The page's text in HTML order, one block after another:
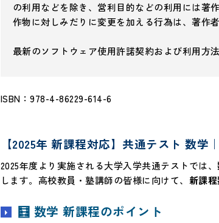
の利用などを除き、営利目的などの利用には著
作物に対しみだりに変更を加える行為は、著作
最新のソフトウェア使用許諾契約および利用方
ISBN：978-4-86229-614-6
【2025年 新課程対応】共通テスト 数
2025年度より実施される大学入学共通テストでは、
します。高校教員・塾講師の皆様に向けて、 新課
🧮 数学 新課程のポイント